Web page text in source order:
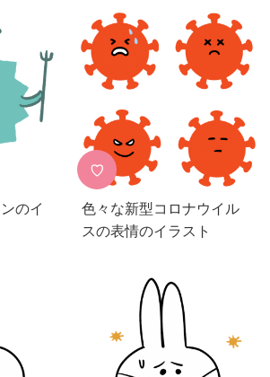
のイ
♡
色々な新型コロナウイル
スの表情のイラスト